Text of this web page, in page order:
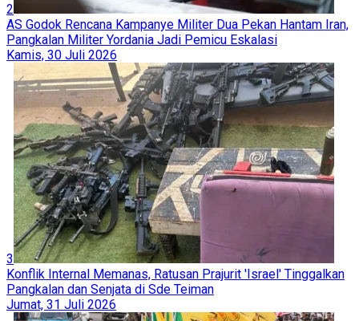
2
AS Godok Rencana Kampanye Militer Dua Pekan Hantam Iran,
Pangkalan Militer Yordania Jadi Pemicu Eskalasi
Kamis, 30 Juli 2026
3
Konflik Internal Memanas, Ratusan Prajurit 'Israel' Tinggalkan
Pangkalan dan Senjata di Sde Teiman
Jumat, 31 Juli 2026